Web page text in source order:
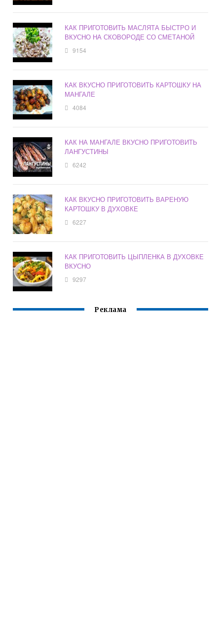
КАК ПРИГОТОВИТЬ МАСЛЯТА БЫСТРО И
ВКУСНО НА СКОВОРОДЕ СО СМЕТАНОЙ
9154
КАК ВКУСНО ПРИГОТОВИТЬ КАРТОШКУ НА
МАНГАЛЕ
4084
КАК НА МАНГАЛЕ ВКУСНО ПРИГОТОВИТЬ
ЛАНГУСТИНЫ
6242
КАК ВКУСНО ПРИГОТОВИТЬ ВАРЕНУЮ
КАРТОШКУ В ДУХОВКЕ
6227
КАК ПРИГОТОВИТЬ ЦЫПЛЕНКА В ДУХОВКЕ
ВКУСНО
9297
Реклама